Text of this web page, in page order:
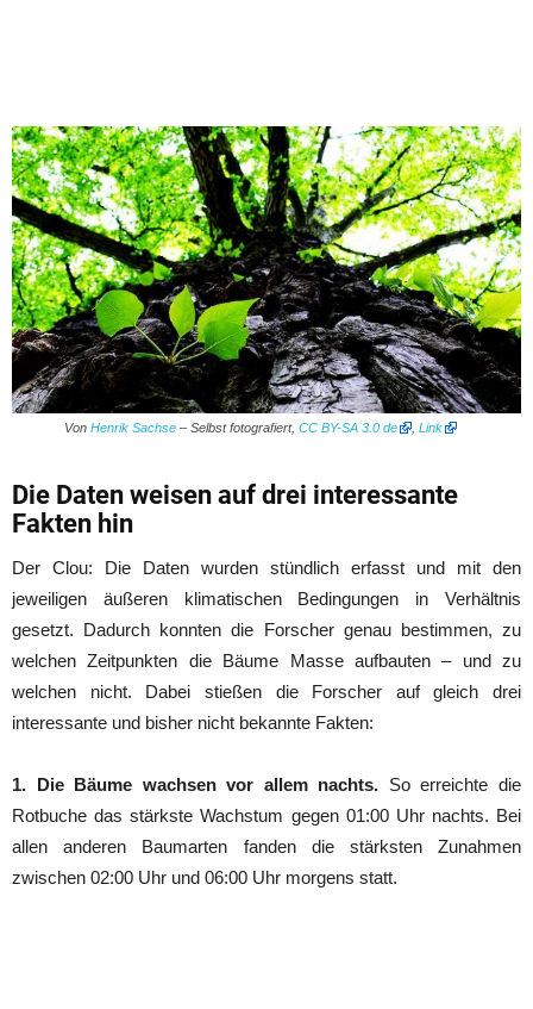
Von Henrik Sachse – Selbst fotografiert, CC BY-SA 3.0 de Link
Die Daten weisen auf drei interessante
Fakten hin
Der Clou: Die Daten wurden stündlich erfasst und mit den
jeweiligen äußeren klimatischen Bedingungen in Verhältnis
gesetzt. Dadurch konnten die Forscher genau bestimmen, zu
welchen Zeitpunkten die Bäume Masse aufbauten – und zu
welchen nicht. Dabei stießen die Forscher auf gleich drei
interessante und bisher nicht bekannte Fakten:
1. Die Bäume wachsen vor allem nachts. So erreichte die
Rotbuche das stärkste Wachstum gegen 01:00 Uhr nachts. Bei
allen anderen Baumarten fanden die stärksten Zunahmen
zwischen 02:00 Uhr und 06:00 Uhr morgens statt.